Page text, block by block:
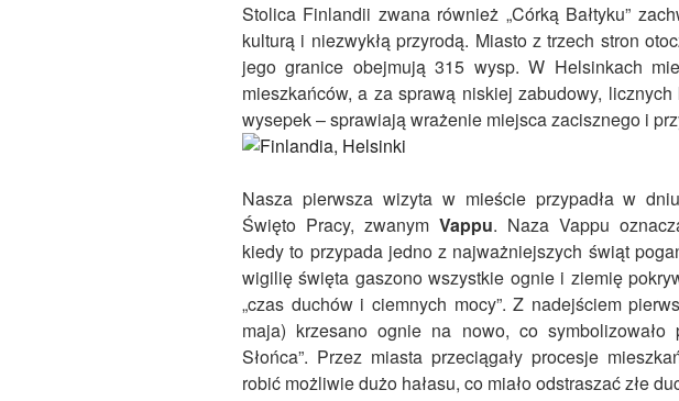
Stolica Finlandii zwana również „Córką Bałtyku”
kulturą i niezwykłą przyrodą. Miasto z trzech stron
jego granice obejmują 315 wysp. W Helsinkach
mieszkańców, a za sprawą niskiej zabudowy, licznych
wysepek – sprawiają wrażenie miejsca zacisznego i
Nasza pierwsza wizyta w mieście przypadła w
Święto Pracy, zwanymVappu. Naza Vappu
kiedy to przypada jedno z najważniejszych świąt
wigilię święta gaszono wszystkie ognie i ziemię
„czas duchów i ciemnych mocy”. Z nadejściem
maja) krzesano ognie na nowo, co symbolizowało
Słońca”. Przez miasta przeciągały procesje
robić możliwie dużo hałasu, co miało odstraszać złe